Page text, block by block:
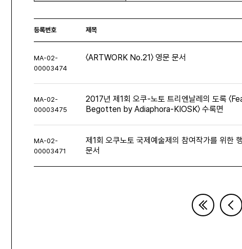
등록번호 제목
MA-02-
00003474
〈ARTWORK No.21〉 영문 문서
MA-02-
00003475
2017년 제1회 오쿠-노토 트리엔날레의 도록 〈
Begotten by Adiaphora-KIOSK〉 수록면
MA-02-
00003471
제1회 오쿠노토 국제예술제의 참여작가를 위한
문서